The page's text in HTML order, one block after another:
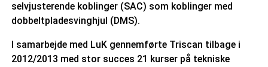
selvjusterende koblinger (SAC) som koblinger med
dobbeltpladesvinghjul (DMS).
I samarbejde med LuK gennemførte Triscan tilbage i
2012/2013 med stor succes 21 kurser på tekniske